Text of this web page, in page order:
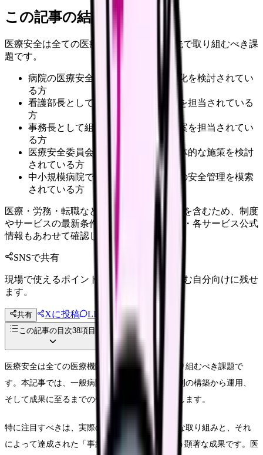
この記事の結論
医療安全は全ての医療機関において最優先で取り組むべき課
題です。
病院の医療安全管理者として体制強化を検討されてい
る方
看護部長として部門全体の安全管理を担当されている
方
事務長として組織的な安全対策の立案を担当されてい
る方
医療安全委員会のメンバーとして具体的な施策を検討
されている方
中小規模病院で限られたリソースでの安全管理を模索
されている方
医療・労務・転職など判断に影響する内容を含むため、制度
やサービスの最新条件は公的機関・勤務先・各サービス公式
情報もあわせて確認してください。
SNSで共有
現場で使えるポイントを、同僚やあとで読む自分向けに残せ
ます。
共有 Xに投稿 LINE
投稿文コピー
この記事の目次38項目
医療安全は全ての医療機関において最優先で取り組むべき課題で
す。本記事では、一般病院における医療安全体制の構築から運用、
そして成果に至るまでの包括的な対策をご紹介します。
特に注目すべきは、実際の医療現場での具体的な取り組みと、それ
によって達成された「事故発生率80%減」という顕著な成果です。医